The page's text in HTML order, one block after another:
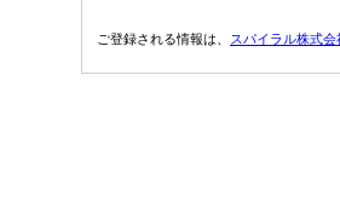
ご登録される情報は、 スパイラル株式会